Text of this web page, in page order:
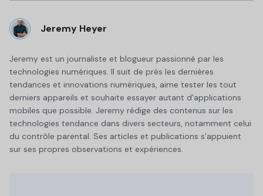
Jeremy Heyer
Jeremy est un journaliste et blogueur passionné par les
technologies numériques. Il suit de près les dernières
tendances et innovations numériques, aime tester les tout
derniers appareils et souhaite essayer autant d'applications
mobiles que possible. Jeremy rédige des contenus sur les
technologies tendance dans divers secteurs, notamment celui
du contrôle parental. Ses articles et publications s'appuient
sur ses propres observations et expériences.